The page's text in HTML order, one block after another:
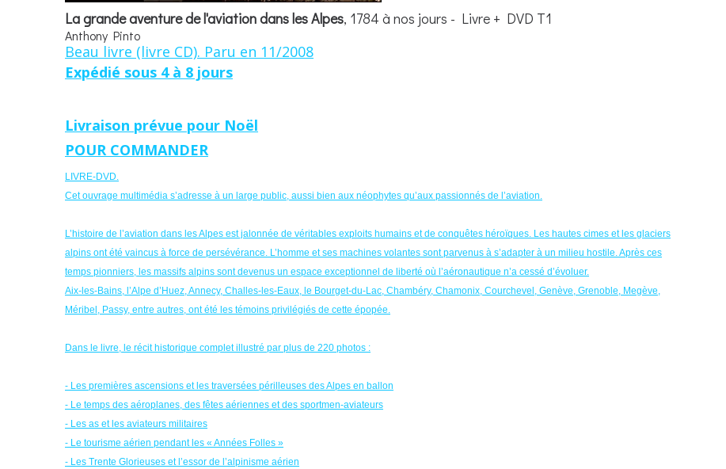
La grande aventure de l'aviation dans les Alpes, 1784 à nos jours - Livre + DVD T1
Anthony Pinto
Beau livre (livre CD). Paru en 11/2008
Expédié sous 4 à 8 jours
Livraison prévue pour Noël
POUR COMMANDER
LIVRE-DVD.
Cet ouvrage multimédia s’adresse à un large public, aussi bien aux néophytes qu’aux passionnés de l’aviation.
L’histoire de l’aviation dans les Alpes est jalonnée de véritables exploits humains et de conquêtes héroïques. Les hautes cimes et les glaciers
alpins ont été vaincus à force de persévérance. L’homme et ses machines volantes sont parvenus à s’adapter à un milieu hostile. Après ces
temps pionniers, les massifs alpins sont devenus un espace exceptionnel de liberté où l’aéronautique n’a cessé d’évoluer.
Aix-les-Bains, l’Alpe d’Huez, Annecy, Challes-les-Eaux, le Bourget-du-Lac, Chambéry, Chamonix, Courchevel, Genève, Grenoble, Megève,
Méribel, Passy, entre autres, ont été les témoins privilégiés de cette épopée.
Dans le livre, le récit historique complet illustré par plus de 220 photos :
- Les premières ascensions et les traversées périlleuses des Alpes en ballon
- Le temps des aéroplanes, des fêtes aériennes et des sportmen-aviateurs
- Les as et les aviateurs militaires
- Le tourisme aérien pendant les « Années Folles »
- Les Trente Glorieuses et l’essor de l’alpinisme aérien